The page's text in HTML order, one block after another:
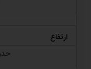
ارتفاع
حدود 80